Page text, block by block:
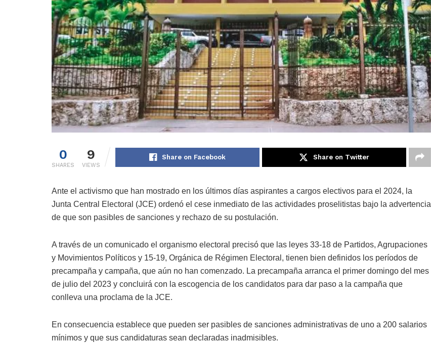
0
SHARES
9
VIEWS
Share on Facebook Share on Twitter
Ante el activismo que han mostrado en los últimos días aspirantes a cargos electivos para el 2024, la
Junta Central Electoral (JCE) ordenó el cese inmediato de las actividades proselitistas bajo la advertencia
de que son pasibles de sanciones y rechazo de su postulación.
A través de un comunicado el organismo electoral precisó que las leyes 33-18 de Partidos, Agrupaciones
y Movimientos Políticos y 15-19, Orgánica de Régimen Electoral, tienen bien definidos los períodos de
precampaña y campaña, que aún no han comenzado. La precampaña arranca el primer domingo del mes
de julio del 2023 y concluirá con la escogencia de los candidatos para dar paso a la campaña que
conlleva una proclama de la JCE.
En consecuencia establece que pueden ser pasibles de sanciones administrativas de uno a 200 salarios
mínimos y que sus candidaturas sean declaradas inadmisibles.